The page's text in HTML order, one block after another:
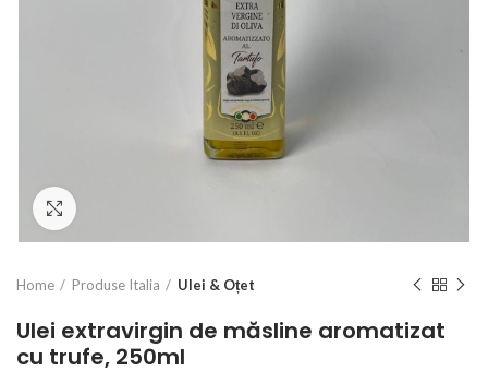
Home Produse Italia Ulei & Oțet
Ulei extravirgin de măsline aromatizat
cu trufe, 250ml